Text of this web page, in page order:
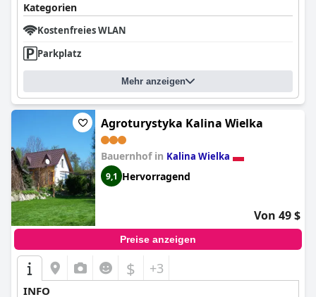
Kategorien
Kostenfreies WLAN
Parkplatz
Mehr anzeigen
Agroturystyka Kalina Wielka
Bauernhof in Kalina Wielka
9,1 Hervorragend
Von 49 $
Preise anzeigen
$ +3
INFO